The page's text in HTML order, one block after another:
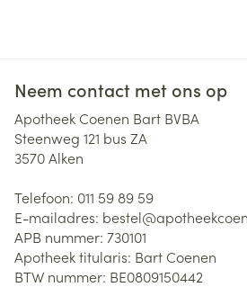
Neem contact met ons op
Apotheek Coenen Bart BVBA
Steenweg 121 bus ZA
3570Alken
Telefoon: 011 59 89 59
E-mailadres: bestel@
APB nummer: 730101
Apotheek titularis: Bart Coenen
BTW nummer: BE0809150442